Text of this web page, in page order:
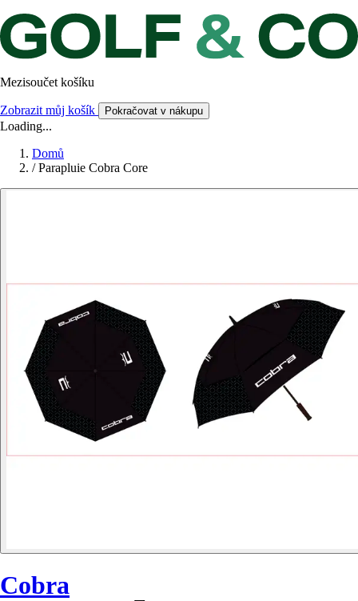
Mezisoučet košíku
Zobrazit můj košík Pokračovat v nákupu
Loading...
Domů
/ Parapluie Cobra Core
Cobra